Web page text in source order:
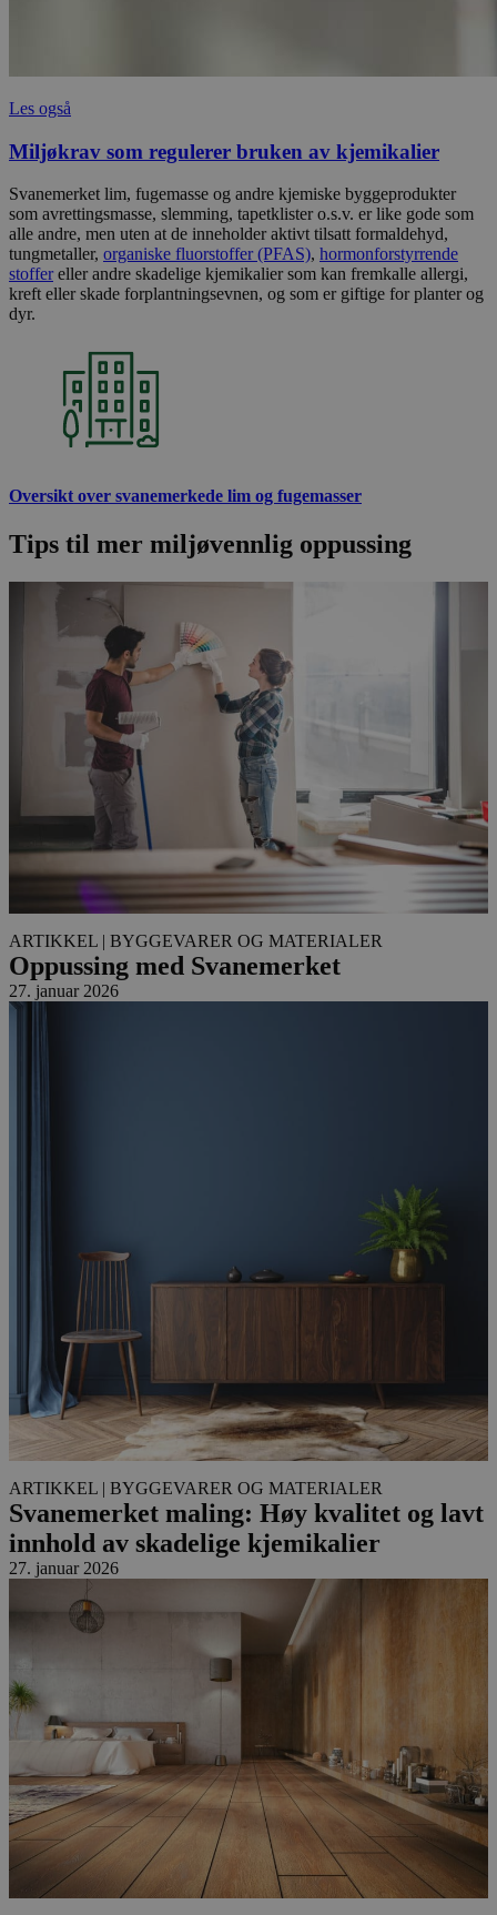
Les også
Miljøkrav som regulerer bruken av kjemikalier
Svanemerket lim, fugemasse og andre kjemiske byggeprodukter
som avrettingsmasse, slemming, tapetklister o.s.v. er like gode som
alle andre, men uten at de inneholder aktivt tilsatt formaldehyd,
tungmetaller, organiske fluorstoffer (PFAS), hormonforstyrrende
stoffereller andre skadelige kjemikalier som kan fremkalle allergi,
kreft eller skade forplantningsevnen, og som er giftige for planter og
dyr.
Oversikt over svanemerkede lim og fugemasser
Tips til mer miljøvennlig oppussing
ARTIKKEL | BYGGEVARER OG MATERIALER
Oppussing med Svanemerket
27. januar 2026
ARTIKKEL | BYGGEVARER OG MATERIALER
Svanemerket maling: Høy kvalitet og lavt
innhold av skadelige kjemikalier
27. januar 2026